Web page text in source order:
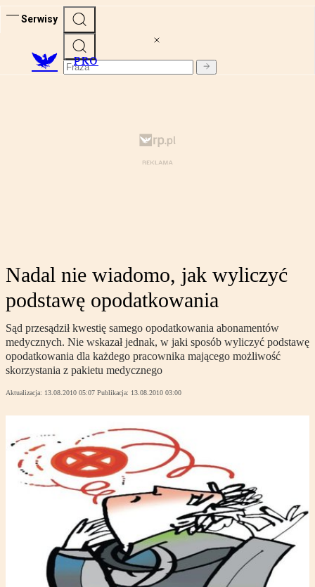
Serwisy
PRO
Nadal nie wiadomo, jak wyliczyć
podstawę opodatkowania
Sąd przesądził kwestię samego opodatkowania abonamentów
medycznych. Nie wskazał jednak, w jaki sposób wyliczyć podstawę
opodatkowania dla każdego pracownika mającego możliwość
skorzystania z pakietu medycznego
Aktualizacja: 13.08.2010 05:07 Publikacja: 13.08.2010 03:00